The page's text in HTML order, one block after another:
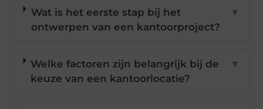
Wat is het eerste stap bij het
ontwerpen van een kantoorproject?
▼
Welke factoren zijn belangrijk bij de
keuze van een kantoorlocatie?
▼